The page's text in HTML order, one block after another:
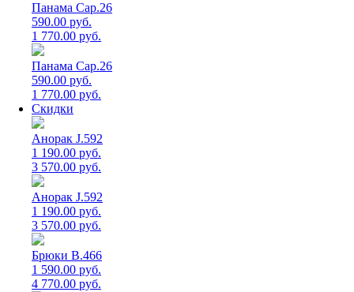
Панама Cap.26
590.00 руб.
1 770.00 руб.
Панама Cap.26
590.00 руб.
1 770.00 руб.
Скидки
Анорак J.592
1 190.00 руб.
3 570.00 руб.
Анорак J.592
1 190.00 руб.
3 570.00 руб.
Брюки B.466
1 590.00 руб.
4 770.00 руб.